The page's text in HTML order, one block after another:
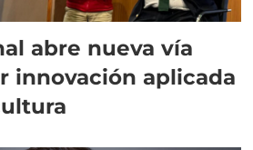
abre nueva vía
innovación aplicada